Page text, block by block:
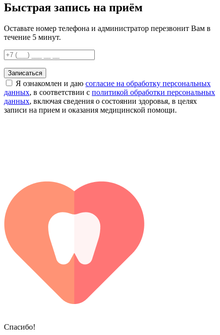
Быстрая запись на приём
Оставьте номер телефона и администратор перезвонит Вам в
течение 5 минут.
Записаться
Я ознакомлен и даю согласие на обработку персональных
данных, в соответствии с политикой обработки персональных
данных, включая сведения о состоянии здоровья, в целях
записи на прием и оказания медицинской помощи.
Спасибо!